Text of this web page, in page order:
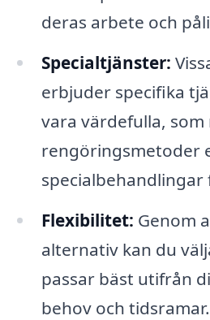
deras arbete och
Specialtjänster:
erbjuder specifika
vara värdefulla, som
rengöringsmetoder
specialbehandlingar
Flexibilitet: Genom
alternativ kan du
passar bäst utifrån
behov och tidsramar.